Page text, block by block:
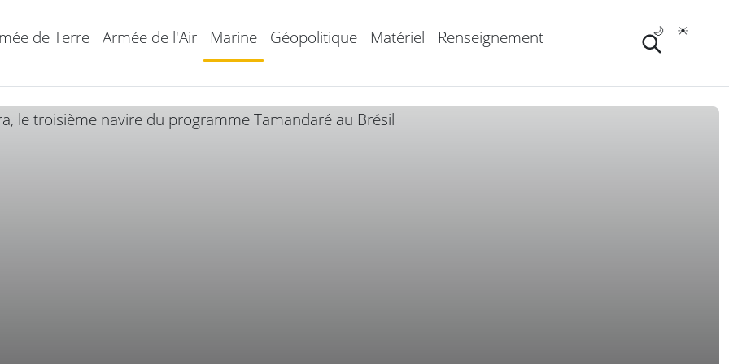
de Terre Armée de l'Air Marine Géopolitique Matériel Renseignement ☀️
🌙